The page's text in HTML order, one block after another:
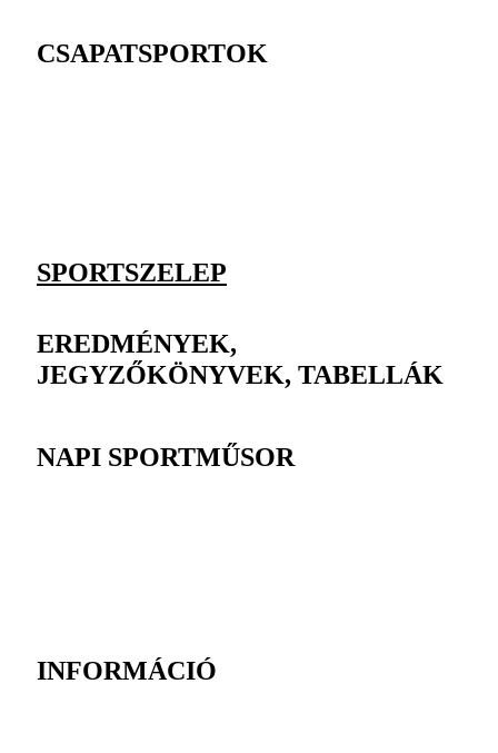
CSAPATSPORTOK
SPORTSZELEP
EREDMÉNYEK,
JEGYZŐKÖNYVEK, TABELLÁK
NAPI SPORTMŰSOR
INFORMÁCIÓ